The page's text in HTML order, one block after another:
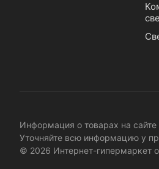
Информация о товарах на сайте
Уточняйте всю информацию у
© 2026 Интернет-гипермаркет